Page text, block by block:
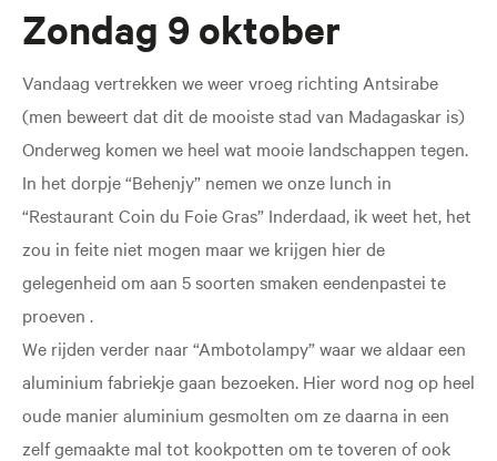
Zondag 9 oktober
Vandaag vertrekken we weer vroeg richting Antsirabe
(men beweert dat dit de mooiste stad van Madagaskar is)
Onderweg komen we heel wat mooie landschappen tegen.
In het dorpje “Behenjy” nemen we onze lunch in
“Restaurant Coin du Foie Gras” Inderdaad, ik weet het, het
zou in feite niet mogen maar we krijgen hier de
gelegenheid om aan 5 soorten smaken eendenpastei te
proeven .
We rijden verder naar “Ambotolampy” waar we aldaar een
aluminium fabriekje gaan bezoeken. Hier word nog op heel
oude manier aluminium gesmolten om ze daarna in een
zelf gemaakte mal tot kookpotten om te toveren of ook